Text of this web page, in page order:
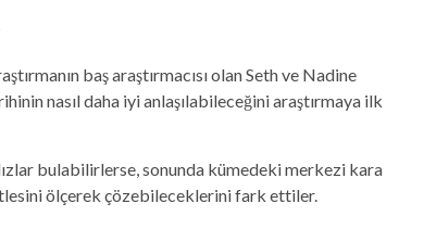
baş araştırmacısı olan Seth ve Nadine
nasıl daha iyi anlaşılabileceğini araştırmaya ilk
bulabilirlerse, sonunda kümedeki merkezi kara
ölçerek çözebileceklerini fark ettiler.